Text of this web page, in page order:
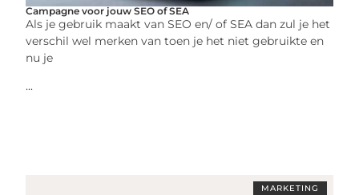
Campagne voor jouw SEO of SEA
Als je gebruik maakt van SEO en/ of SEA dan zul je het
verschil wel merken van toen je het niet gebruikte en
nu je
...
MARKETING